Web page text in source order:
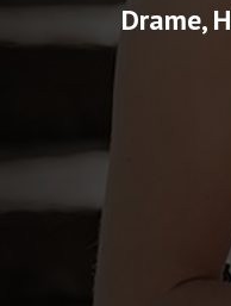
Drame,